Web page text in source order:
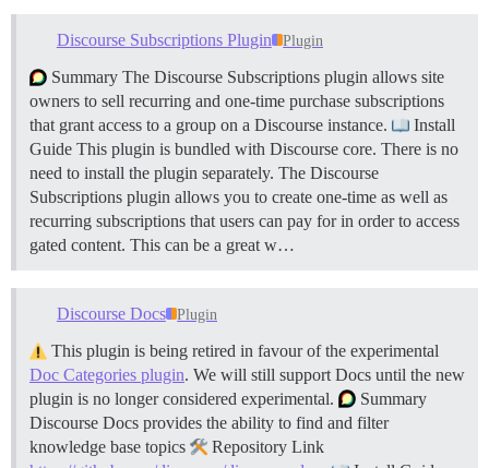
Discourse Subscriptions Plugin Plugin
Summary The Discourse Subscriptions plugin allows site
owners to sell recurring and one-time purchase subscriptions
that grant access to a group on a Discourse instance.
Install
Guide This plugin is bundled with Discourse core. There is no
need to install the plugin separately. The Discourse
Subscriptions plugin allows you to create one-time as well as
recurring subscriptions that users can pay for in order to access
gated content. This can be a great w…
Discourse Docs Plugin
This plugin is being retired in favour of the experimental
Doc Categories plugin. We will still support Docs until the new
plugin is no longer considered experimental.
Summary
Discourse Docs provides the ability to find and filter
knowledge base topics
Repository Link